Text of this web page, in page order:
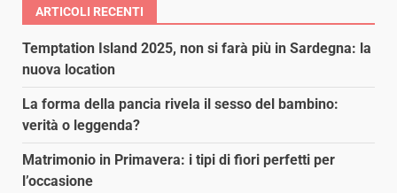
articoli
ARTICOLI RECENTI
Temptation Island 2025, non si farà più in Sardegna: la
nuova location
La forma della pancia rivela il sesso del bambino:
verità o leggenda?
Matrimonio in Primavera: i tipi di fiori perfetti per
l’occasione